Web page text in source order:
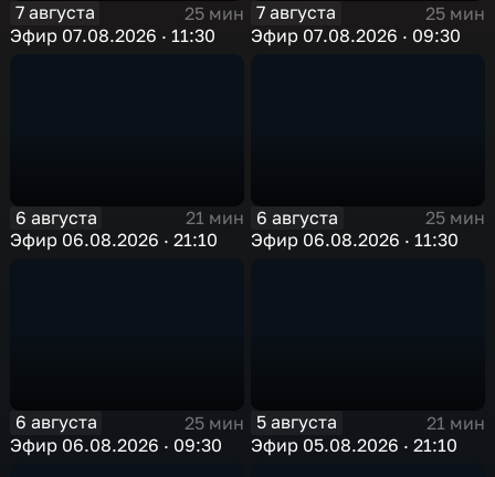
7 августа
25 мин
Эфир 07.08.2026 · 11:30
7 августа
25 мин
Эфир 07.08.2026 · 09:30
6 августа
21 мин
Эфир 06.08.2026 · 21:10
6 августа
25 мин
Эфир 06.08.2026 · 11:30
6 августа
25 мин
Эфир 06.08.2026 · 09:30
5 августа
21 мин
Эфир 05.08.2026 · 21:10